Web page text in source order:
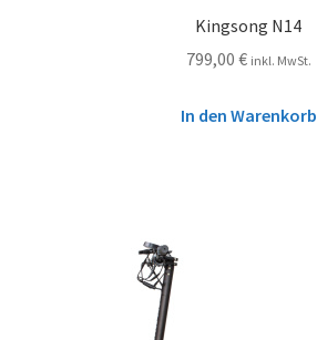
Kingsong N14
799,00 € inkl. MwSt.
In den Warenkorb